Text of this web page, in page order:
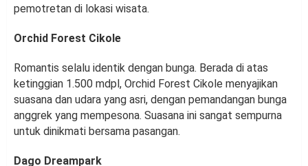
pemotretan di lokasi wisata.
Orchid Forest Cikole
Romantis selalu identik dengan bunga. Berada di atas
ketinggian 1.500 mdpl, Orchid Forest Cikole menyajikan
suasana dan udara yang asri, dengan pemandangan bunga
anggrek yang mempesona. Suasana ini sangat sempurna
untuk dinikmati bersama pasangan.
Dago Dreampark